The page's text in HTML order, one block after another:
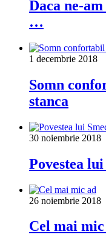
Daca ne-
…
1 decembrie 2018
Somn
stanca
30 noiembrie 2018
Povestea
26 noiembrie 2018
Cel mai